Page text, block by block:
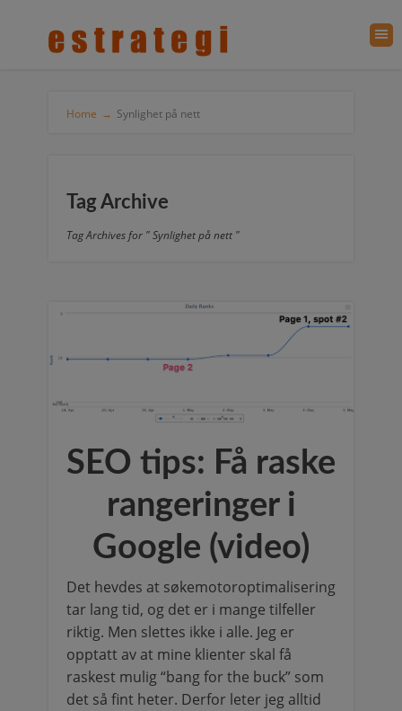
Home → Synlighet på nett
Tag Archive
Tag Archives for " Synlighet på nett "
SEO tips: Få raske
rangeringer i
Google (video)
Det hevdes at søkemotoroptimalisering
tar lang tid, og det er i mange tilfeller
riktig. Men slettes ikke i alle. Jeg er
opptatt av at mine klienter skal få
raskest mulig “bang for the buck” som
det så fint heter. Derfor leter jeg alltid